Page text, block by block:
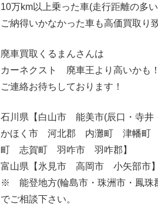
10万km以上乗った車(走行距離の多
ご納得いかなかった車も高価買取り
廃車買取くるまんさんは
カーネクスト 廃車王より高いかも
ご連絡お待ちしております！
石川県【白山市 能美市(辰口・
かほく市 河北郡 内灘町 津幡
町 志賀町 羽咋市 羽咋郡】
富山県【氷見市 高岡市 小矢部市】
※ 能登地方(輪島市・珠洲市・ 鳳珠
でご相談下さい。